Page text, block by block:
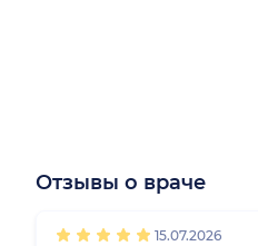
Отзывы о враче
15.07.2026